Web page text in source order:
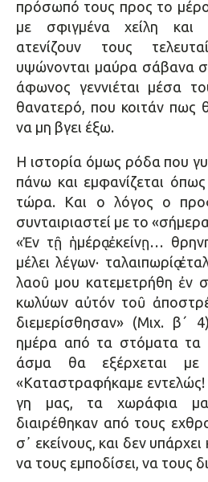
πρόσωπό τους προς το
με σφιγμένα χείλη και
ατενίζουν τους
υψώνονται μαύρα σάβανα
άφωνος γεννιέται μέσα
θανατερό, που κοιτάν πως
να μη βγει έξω.
Η ιστορία όμως ρόδα που
πάνω και εμφανίζεται
τώρα. Και ο λόγος ο
συνταιριαστεί με το
«Ἐν τῇ ἡμέρᾳ ἐκείνῃ…
μέλει λέγων· ταλαιπωρίᾳ
λαοῦ μου κατεμετρήθη ἐν
κωλύων αὐτόν τοῦ
διεμερίσθησαν» (Μιχ. β΄
ημέρα από τα στόματα τα
άσμα θα εξέρχεται
«Καταστραφήκαμε εντελώς!
γη μας, τα χωράφια
διαιρέθηκαν από τους
σ᾿ εκείνους, και δεν
να τους εμποδίσει, να τους